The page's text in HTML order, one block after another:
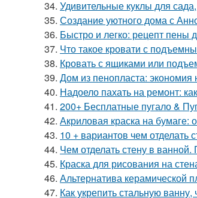
34. Удивительные куклы для
35. Создание уютного дома с
36. Быстро и легко: рецепт пены
37. Что такое кровати с
38. Кровать с ящиками или
39. Дом из пенопласта: экономия
40. Надоело пахать на ремонт:
41. 200+ Бесплатные пугало &
42. Акриловая краска на бумаге:
43. 10 + вариантов чем
44. Чем отделать стену в
45. Краска для рисования на
46. Альтернатива керамической
47. Как укрепить стальную